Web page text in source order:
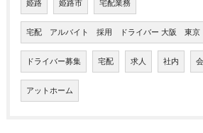
姫路 姫路市 宅配業務
宅配 アルバイト 採用 ドライバー 大阪 東
ドライバー募集 宅配 求人 社内
アットホーム